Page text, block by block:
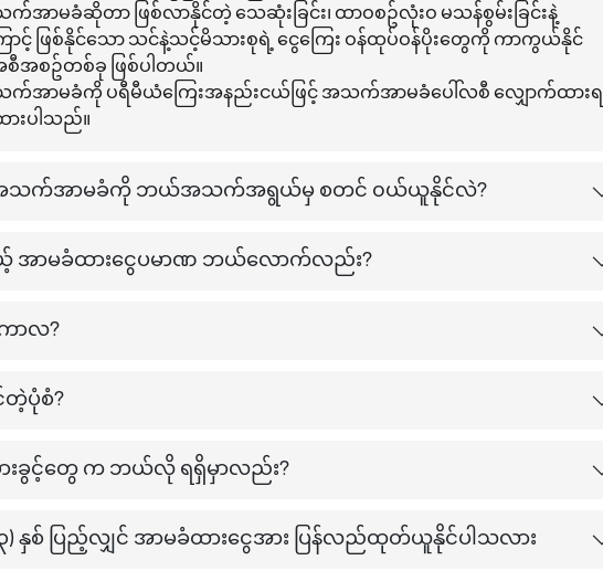
အာမခံဆိုတာ ဖြစ်လာနိုင်တဲ့ သေဆုံးခြင်း၊ ထာဝစဥ်လုံးဝ မသန်စွမ်းခြင်းနဲ့
င့် ဖြစ်နိုင်သော သင်နဲ့သင့်မိသားစုရဲ့ ငွေကြေး ဝန်ထုပ်ဝန်ပိုးတွေကို ကာကွယ်နိုင်
စဥ်တစ်ခု ဖြစ်ပါတယ်။
က်အာမခံကို ပရီမီယံကြေးအနည်းငယ်ဖြင့် အသက်အာမခံပေါ်လစီ လျှောက်ထားရ
းပါသည်။
အသက်အာမခံကို ဘယ်အသက်အရွယ်မှ စတင် ၀ယ်ယူနိုင်လဲ?
အာမခံထားငွေပမာဏ ဘယ်လောက်လည်း?
ာလ?
တဲ့ပုံစံ?
ားခွင့်တွေ က ဘယ်လို ရရှိမှာလည်း?
နှစ် ပြည့်လျှင် အာမခံထားငွေအား ပြန်လည်ထုတ်ယူနိုင်ပါသလား